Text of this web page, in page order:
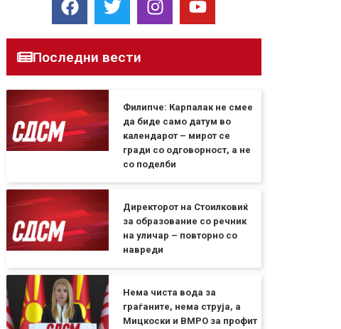
Последни вести
Филипче: Карпалак не смее
да биде само датум во
календарот – мирот се
гради со одговорност, а не
со поделби
Директорот на Стоилковиќ
за образование со речник
на уличар – повторно со
навреди
Нема чиста вода за
граѓаните, нема струја, а
Мицкоски и ВМРО за профит